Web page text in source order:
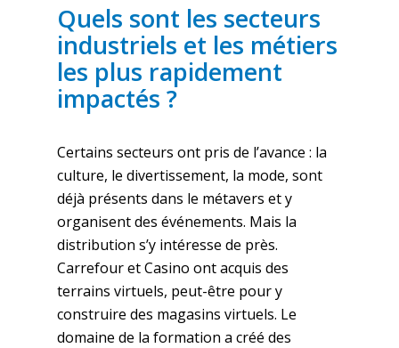
Quels sont les secteurs
industriels et les métiers
les plus rapidement
impactés ?
Certains secteurs ont pris de l’avance : la
culture, le divertissement, la mode, sont
déjà présents dans le métavers et y
organisent des événements. Mais la
distribution s’y intéresse de près.
Carrefour et Casino ont acquis des
terrains virtuels, peut-être pour y
construire des magasins virtuels. Le
domaine de la formation a créé des